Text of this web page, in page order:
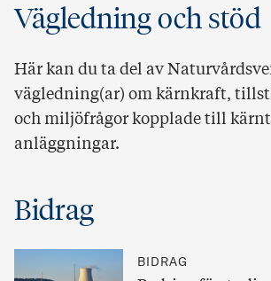
Vägledning och stöd
Här kan du ta del av
vägledning(ar) om kärnkraft,
och miljöfrågor kopplade till
anläggningar.
Bidrag
BIDRAG